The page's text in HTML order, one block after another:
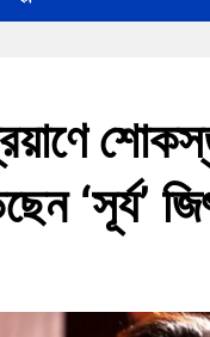
‘সূর্য’